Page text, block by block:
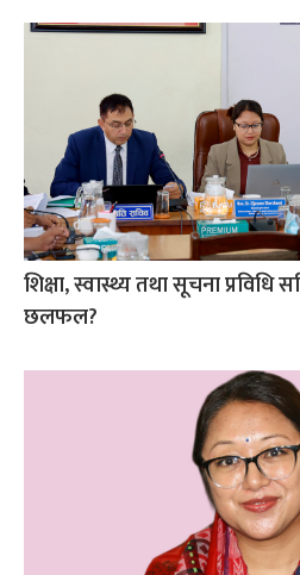
शिक्षा, स्वास्थ्य तथा सूचना प्रविधि
छलफल?